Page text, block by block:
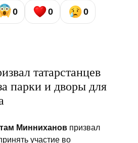
0 0 0
татарстанцев
парки и дворы для
Минниханов призвал
участие во